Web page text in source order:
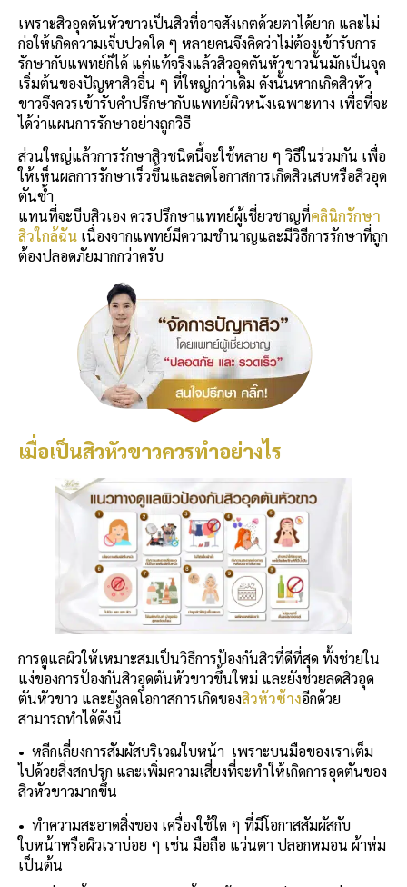
เพราะสิวอุดตันหัวขาวเป็นสิวที่อาจสังเกตด้วยตาได้ยาก และไม่
ก่อให้เกิดความเจ็บปวดใด ๆ หลายคนจึงคิดว่าไม่ต้องเข้ารับการ
รักษากับแพทย์ก็ได้ แต่แท้จริงแล้วสิวอุดตันหัวขาวนั้นมักเป็นจุด
เริ่มต้นของปัญหาสิวอื่น ๆ ที่ใหญ่กว่าเดิม ดังนั้นหากเกิดสิวหัว
ขาวจึงควรเข้ารับคำปรึกษากับแพทย์ผิวหนังเฉพาะทาง เพื่อที่จะ
ได้ว่าแผนการรักษาอย่างถูกวิธี
ส่วนใหญ่แล้วการรักษาสิวชนิดนี้จะใช้หลาย ๆ วิธีในร่วมกัน เพื่อ
ให้เห็นผลการรักษาเร็วขึ้นและลดโอกาสการเกิดสิวเสบหรือสิวอุด
ตันซ้ำ
แทนที่จะบีบสิวเอง ควรปรึกษาแพทย์ผู้เชี่ยวชาญที่คลินิกรักษา
สิวใกล้ฉัน เนื่องจากแพทย์มีความชำนาญและมีวิธีการรักษาที่ถูก
ต้องปลอดภัยมากกว่าครับ
เมื่อเป็นสิวหัวขาวควรทำอย่างไร
การดูแลผิวให้เหมาะสมเป็นวิธีการป้องกันสิวที่ดีที่สุด ทั้งช่วยใน
แง่ของการป้องกันสิวอุดตันหัวขาวขึ้นใหม่ และยังช่วยลดสิวอุด
ตันหัวขาว และยังลดโอกาสการเกิดของสิวหัวช้างอีกด้วย
สามารถทำได้ดังนี้
• หลีกเลี่ยงการสัมผัสบริเวณใบหน้า เพราะบนมือของเราเต็ม
ไปด้วยสิ่งสกปรก และเพิ่มความเสี่ยงที่จะทำให้เกิดการอุดตันของ
สิวหัวขาวมากขึ้น
• ทำความสะอาดสิ่งของ เครื่องใช้ใด ๆ ที่มีโอกาสสัมผัสกับ
ใบหน้าหรือผิวเราบ่อย ๆ เช่น มือถือ แว่นตา ปลอกหมอน ผ้าห่ม
เป็นต้น